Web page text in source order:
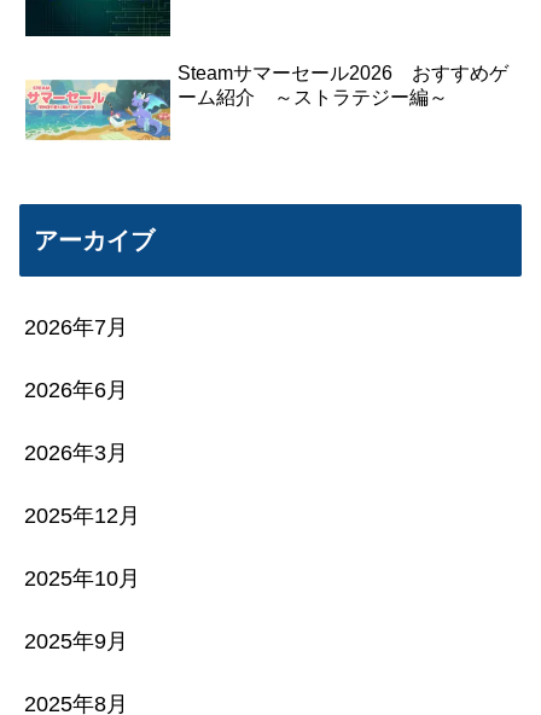
Steamサマーセール2026 おすすめゲ
ーム紹介 ～ストラテジー編～
アーカイブ
2026年7月
2026年6月
2026年3月
2025年12月
2025年10月
2025年9月
2025年8月